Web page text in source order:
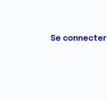
Se connecter